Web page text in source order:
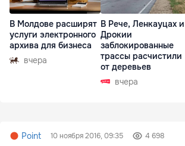
В Молдове расширят
услуги электронного
архива для бизнеса
вчера
В Рече, Ленкауцах и
Дрокии
заблокированные
трассы расчистили
от деревьев
вчера
Point 10 ноября 2016, 09:35 4 698